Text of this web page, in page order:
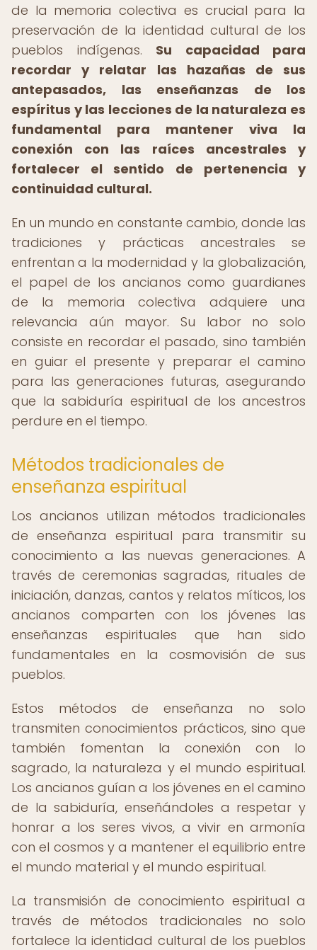
de la memoria colectiva es crucial para la
preservación de la identidad cultural de los
pueblos indígenas. Su capacidad para
recordar y relatar las hazañas de sus
antepasados, las enseñanzas de los
espíritus y las lecciones de la naturaleza es
fundamental para mantener viva la
conexión con las raíces ancestrales y
fortalecer el sentido de pertenencia y
continuidad cultural.
En un mundo en constante cambio, donde las
tradiciones y prácticas ancestrales se
enfrentan a la modernidad y la globalización,
el papel de los ancianos como guardianes
de la memoria colectiva adquiere una
relevancia aún mayor. Su labor no solo
consiste en recordar el pasado, sino también
en guiar el presente y preparar el camino
para las generaciones futuras, asegurando
que la sabiduría espiritual de los ancestros
perdure en el tiempo.
Métodos tradicionales de
enseñanza espiritual
Los ancianos utilizan métodos tradicionales
de enseñanza espiritual para transmitir su
conocimiento a las nuevas generaciones. A
través de ceremonias sagradas, rituales de
iniciación, danzas, cantos y relatos míticos, los
ancianos comparten con los jóvenes las
enseñanzas espirituales que han sido
fundamentales en la cosmovisión de sus
pueblos.
Estos métodos de enseñanza no solo
transmiten conocimientos prácticos, sino que
también fomentan la conexión con lo
sagrado, la naturaleza y el mundo espiritual.
Los ancianos guían a los jóvenes en el camino
de la sabiduría, enseñándoles a respetar y
honrar a los seres vivos, a vivir en armonía
con el cosmos y a mantener el equilibrio entre
el mundo material y el mundo espiritual.
La transmisión de conocimiento espiritual a
través de métodos tradicionales no solo
fortalece la identidad cultural de los pueblos